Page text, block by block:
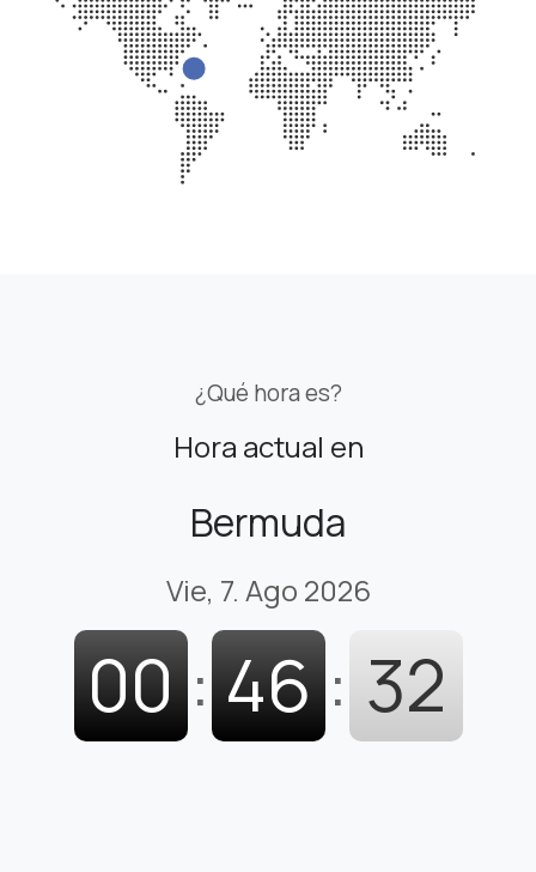
¿Qué hora es?
Hora actual en
Bermuda
Vie, 7. Ago 2026
00 : 46 : 33